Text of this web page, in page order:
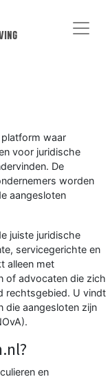
waar
voor juridische
De
worden
aangesloten
juiste juridische
servicegerichte en
alleen met
of advocaten die zich
rechtsgebied. U vindt
die aangesloten zijn
en